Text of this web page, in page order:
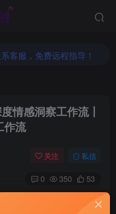
客服，免费远程指导！
客服，免费远程指导！
情感洞察工作流丨
作流
关注 私信
0 350 53